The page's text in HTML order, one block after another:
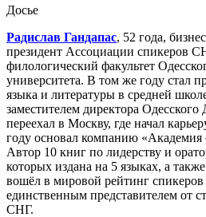
Досье
Радислав Гандапас, 52 года,
президент Ассоциации спикеров
филологический факультет
университета. В том же году стал
языка и литературы в средней
заместителем директора
переехал в Москву, где начал
году основал компанию «Академия
Автор 10 книг по лидерству и
которых издана на 5 языках, а
вошёл в мировой рейтинг спикеров
единственным представителем от
СНГ.